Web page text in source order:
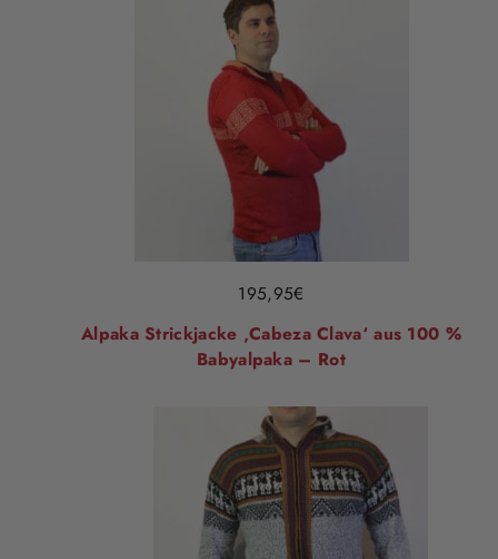
195,95€
Alpaka Strickjacke ‚Cabeza Clava‘ aus 100 %
Babyalpaka – Rot